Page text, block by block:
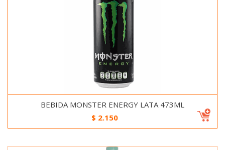
BEBIDA MONSTER ENERGY LATA 473ML
$ 2.150